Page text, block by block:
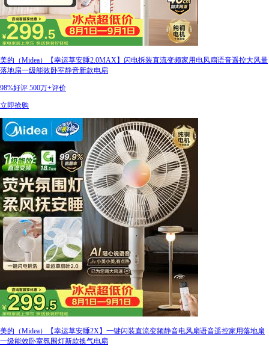
美的（Midea）【幸运草安睡2.0MAX】闪电拆装直流变频家用电风扇语音遥控大风量
落地扇一级能效卧室静音新款电扇
98%好评 500万+评价
立即抢购
美的（Midea）【幸运草安睡2X】一键闪装直流变频静音电风扇语音遥控家用落地扇
一级能效卧室氛围灯新款换气电扇